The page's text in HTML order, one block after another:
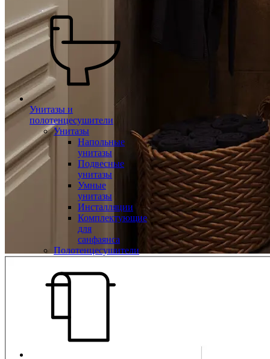
Унитазы и
полотенцесушители
Унитазы
Напольные
унитазы
Подвесные
унитазы
Умные
унитазы
Инсталляции
Комплектующие
для
санфаянса
Полотенцесушители